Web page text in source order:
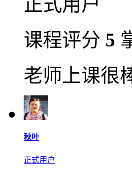
课程评分 5
老师上课很
秋叶
正式用户